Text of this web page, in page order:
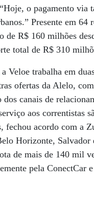
o pagamento via
Presente em
de R$ 160 milhões
total de R$ 310
Veloe trabalha em
ofertas da Alelo,
canais de
aos correntistas
fechou acordo com a
Horizonte,
de mais de 140 mil
pela ConectCar